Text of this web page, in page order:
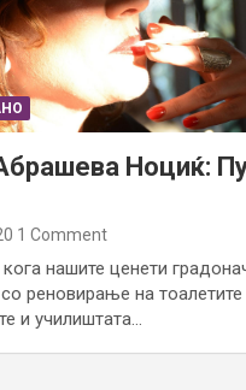
Ноциќ:
1 Comment
нашите ценети
реновирање на тоалетите
и училиштата…